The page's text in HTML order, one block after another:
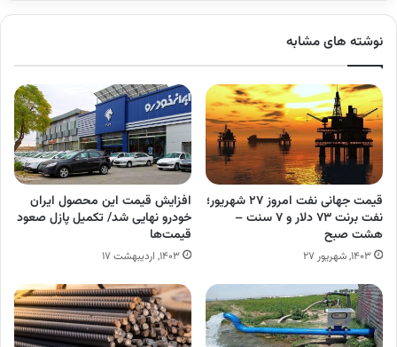
نوشته های مشابه
قیمت جهانی نفت امروز ۲۷ شهریور؛
نفت برنت ۷۳ دلار و ۷ سنت –
هشت صبح
۱۴۰۳, شهریور ۲۷
افزایش قیمت این محصول ایران
خودرو نهایی شد/ تکمیل پازل صعود
قیمت‌ها
۱۴۰۳, اردیبهشت ۱۷